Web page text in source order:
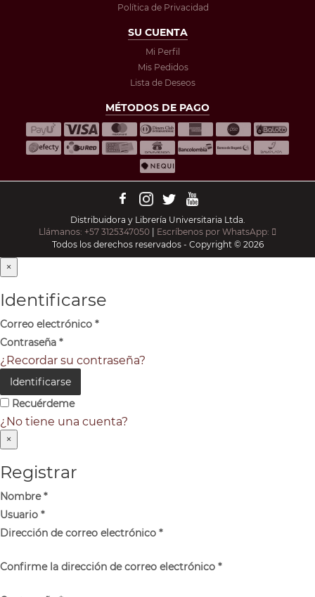
Política de Privacidad
SU CUENTA
Mi Perfil
Mis Pedidos
Lista de Deseos
MÉTODOS DE PAGO
Distribuidora y Librería Universitaria Ltda.
Llámanos: +57 3125347050 | Escríbenos por WhatsApp:
Todos los derechos reservados - Copyright © 2026
×
Identificarse
Correo electrónico *
Contraseña *
¿Recordar su contraseña?
Identificarse
Recuérdeme
¿No tiene una cuenta?
×
Registrar
Nombre*
Usuario *
Dirección de correo electrónico *
Confirme la dirección de correo electrónico *